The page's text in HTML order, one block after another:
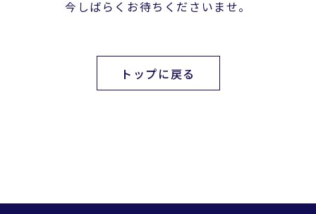
今しばらくお待ちくださいませ。
トップに戻る